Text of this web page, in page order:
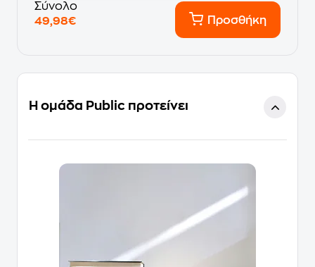
Σύνολο
49,98€
Προσθήκη
Η ομάδα Public προτείνει